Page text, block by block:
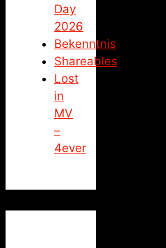
Day
2026
Bekenntnis
Shareables
Lost
in
MV
–
4ever